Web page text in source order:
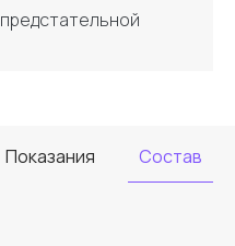
Показания Состав